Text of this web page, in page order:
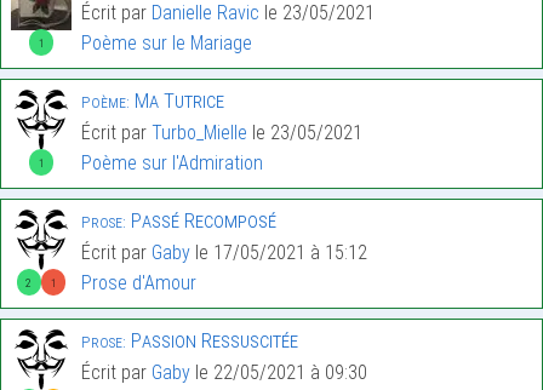
1
Écrit par Danielle Ravic le 23/05/2021
Poème sur le Mariage
1
Poème: Ma Tutrice
Écrit par Turbo_Mielle le 23/05/2021
Poème sur l'Admiration
2 1
Prose: Passé Recomposé
Écrit par Gaby le 17/05/2021 à 15:12
Prose d'Amour
Prose: Passion Ressuscitée
Écrit par Gaby le 22/05/2021 à 09:30